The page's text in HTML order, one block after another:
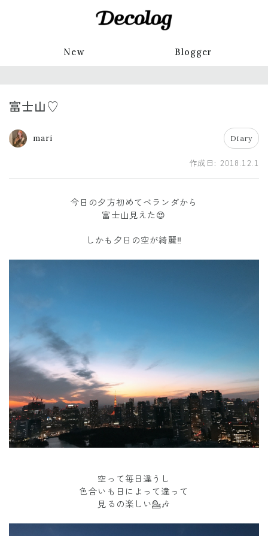
New Blogger
富士山♡
mari Diary
作成日: 2018.12.1
今日の夕方初めてベランダから
富士山見えた😍
しかも夕日の空が綺麗‼︎
空って毎日違うし
色合いも日によって違って
見るの楽しい💁🎶